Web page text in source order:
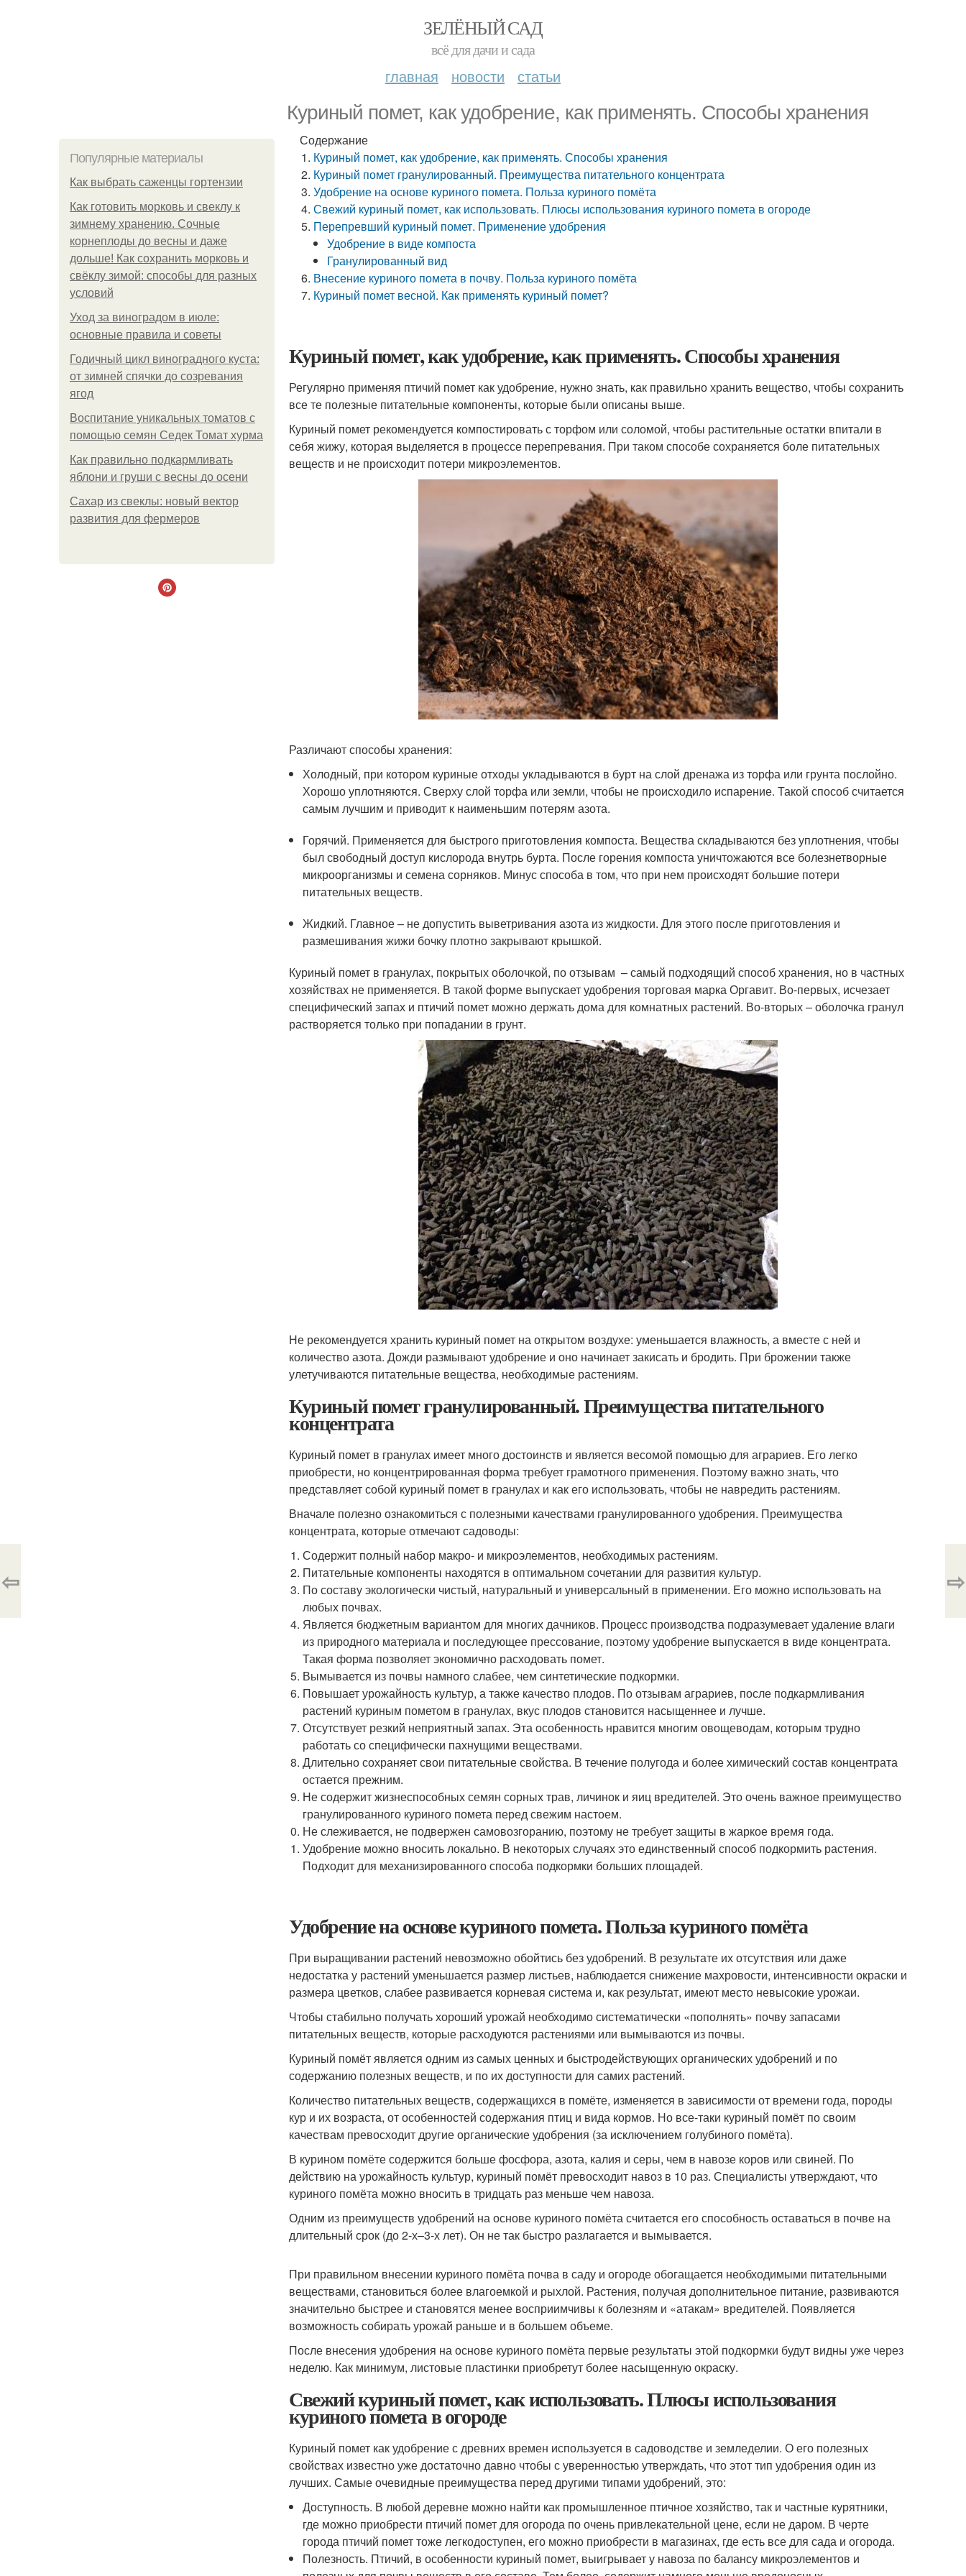
ЗЕЛЁНЫЙ САД
всё для дачи и сада
главная новости статьи
Куриный помет, как удобрение, как применять. Способы хранения
Популярные материалы
Как выбрать саженцы гортензии
Как готовить морковь и свеклу к
зимнему хранению. Сочные
корнеплоды до весны и даже
дольше! Как сохранить морковь и
свёклу зимой: способы для разных
условий
Уход за виноградом в июле:
основные правила и советы
Годичный цикл виноградного куста:
от зимней спячки до созревания
ягод
Воспитание уникальных томатов с
помощью семян Седек Томат хурма
Как правильно подкармливать
яблони и груши с весны до осени
Сахар из свеклы: новый вектор
развития для фермеров
Содержание
Куриный помет, как удобрение, как применять. Способы хранения
Куриный помет гранулированный. Преимущества питательного концентрата
Удобрение на основе куриного помета. Польза куриного помёта
Свежий куриный помет, как использовать. Плюсы использования куриного помета в огороде
Перепревший куриный помет. Применение удобрения
Удобрение в виде компоста
Гранулированный вид
Внесение куриного помета в почву. Польза куриного помёта
Куриный помет весной. Как применять куриный помет?
Куриный помет, как удобрение, как применять. Способы хранения
Регулярно применяя птичий помет как удобрение, нужно знать, как правильно хранить вещество, чтобы сохранить
все те полезные питательные компоненты, которые были описаны выше.
Куриный помет рекомендуется компостировать с торфом или соломой, чтобы растительные остатки впитали в
себя жижу, которая выделяется в процессе перепревания. При таком способе сохраняется боле питательных
веществ и не происходит потери микроэлементов.
Различают способы хранения:
Холодный, при котором куриные отходы укладываются в бурт на слой дренажа из торфа или грунта послойно.
Хорошо уплотняются. Сверху слой торфа или земли, чтобы не происходило испарение. Такой способ считается
самым лучшим и приводит к наименьшим потерям азота.
Горячий. Применяется для быстрого приготовления компоста. Вещества складываются без уплотнения, чтобы
был свободный доступ кислорода внутрь бурта. После горения компоста уничтожаются все болезнетворные
микроорганизмы и семена сорняков. Минус способа в том, что при нем происходят большие потери
питательных веществ.
Жидкий. Главное – не допустить выветривания азота из жидкости. Для этого после приготовления и
размешивания жижи бочку плотно закрывают крышкой.
Куриный помет в гранулах, покрытых оболочкой, по отзывам – самый подходящий способ хранения, но в частных
хозяйствах не применяется. В такой форме выпускает удобрения торговая марка Оргавит. Во-первых, исчезает
специфический запах и птичий помет можно держать дома для комнатных растений. Во-вторых – оболочка гранул
растворяется только при попадании в грунт.
Не рекомендуется хранить куриный помет на открытом воздухе: уменьшается влажность, а вместе с ней и
количество азота. Дожди размывают удобрение и оно начинает закисать и бродить. При брожении также
улетучиваются питательные вещества, необходимые растениям.
Куриный помет гранулированный. Преимущества питательного
концентрата
Куриный помет в гранулах имеет много достоинств и является весомой помощью для аграриев. Его легко
приобрести, но концентрированная форма требует грамотного применения. Поэтому важно знать, что
представляет собой куриный помет в гранулах и как его использовать, чтобы не навредить растениям.
Вначале полезно ознакомиться с полезными качествами гранулированного удобрения. Преимущества
концентрата, которые отмечают садоводы:
Содержит полный набор макро- и микроэлементов, необходимых растениям.
Питательные компоненты находятся в оптимальном сочетании для развития культур.
По составу экологически чистый, натуральный и универсальный в применении. Его можно использовать на
любых почвах.
Является бюджетным вариантом для многих дачников. Процесс производства подразумевает удаление влаги
из природного материала и последующее прессование, поэтому удобрение выпускается в виде концентрата.
Такая форма позволяет экономично расходовать помет.
Вымывается из почвы намного слабее, чем синтетические подкормки.
Повышает урожайность культур, а также качество плодов. По отзывам аграриев, после подкармливания
растений куриным пометом в гранулах, вкус плодов становится насыщеннее и лучше.
Отсутствует резкий неприятный запах. Эта особенность нравится многим овощеводам, которым трудно
работать со специфически пахнущими веществами.
Длительно сохраняет свои питательные свойства. В течение полугода и более химический состав концентрата
остается прежним.
Не содержит жизнеспособных семян сорных трав, личинок и яиц вредителей. Это очень важное преимущество
гранулированного куриного помета перед свежим настоем.
Не слеживается, не подвержен самовозгоранию, поэтому не требует защиты в жаркое время года.
Удобрение можно вносить локально. В некоторых случаях это единственный способ подкормить растения.
Подходит для механизированного способа подкормки больших площадей.
Удобрение на основе куриного помета. Польза куриного помёта
При выращивании растений невозможно обойтись без удобрений. В результате их отсутствия или даже
недостатка у растений уменьшается размер листьев, наблюдается снижение махровости, интенсивности окраски и
размера цветков, слабее развивается корневая система и, как результат, имеют место невысокие урожаи.
Чтобы стабильно получать хороший урожай необходимо систематически «пополнять» почву запасами
питательных веществ, которые расходуются растениями или вымываются из почвы.
Куриный помёт является одним из самых ценных и быстродействующих органических удобрений и по
содержанию полезных веществ, и по их доступности для самих растений.
Количество питательных веществ, содержащихся в помёте, изменяется в зависимости от времени года, породы
кур и их возраста, от особенностей содержания птиц и вида кормов. Но все-таки куриный помёт по своим
качествам превосходит другие органические удобрения (за исключением голубиного помёта).
В курином помёте содержится больше фосфора, азота, калия и серы, чем в навозе коров или свиней. По
действию на урожайность культур, куриный помёт превосходит навоз в 10 раз. Специалисты утверждают, что
куриного помёта можно вносить в тридцать раз меньше чем навоза.
Одним из преимуществ удобрений на основе куриного помёта считается его способность оставаться в почве на
длительный срок (до 2-х–3-х лет). Он не так быстро разлагается и вымывается.
При правильном внесении куриного помёта почва в саду и огороде обогащается необходимыми питательными
веществами, становиться более влагоемкой и рыхлой. Растения, получая дополнительное питание, развиваются
значительно быстрее и становятся менее восприимчивы к болезням и «атакам» вредителей. Появляется
возможность собирать урожай раньше и в большем объеме.
После внесения удобрения на основе куриного помёта первые результаты этой подкормки будут видны уже через
неделю. Как минимум, листовые пластинки приобретут более насыщенную окраску.
Свежий куриный помет, как использовать. Плюсы использования
куриного помета в огороде
Куриный помет как удобрение с древних времен используется в садоводстве и земледелии. О его полезных
свойствах известно уже достаточно давно чтобы с уверенностью утверждать, что этот тип удобрения один из
лучших. Самые очевидные преимущества перед другими типами удобрений, это:
Доступность. В любой деревне можно найти как промышленное птичное хозяйство, так и частные курятники,
где можно приобрести птичий помет для огорода по очень привлекательной цене, если не даром. В черте
города птичий помет тоже легкодоступен, его можно приобрести в магазинах, где есть все для сада и огорода.
Полезность. Птичий, в особенности куриный помет, выигрывает у навоза по балансу микроэлементов и
⇦ ⇨